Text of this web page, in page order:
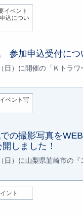
イベント
込につい
参加申込受付につ
日）に開催の「Ｋトラワ
ベント写
の撮影写真を
しました！
日）に山梨県韮崎市の『
ント